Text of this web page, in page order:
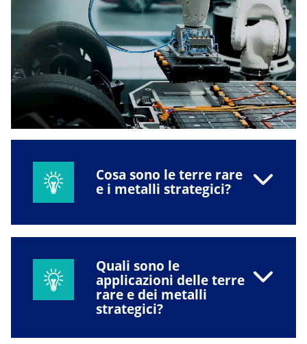
Cosa sono le terre rare
e i metalli strategici?
Quali sono le
applicazioni delle terre
rare e dei metalli
strategici?